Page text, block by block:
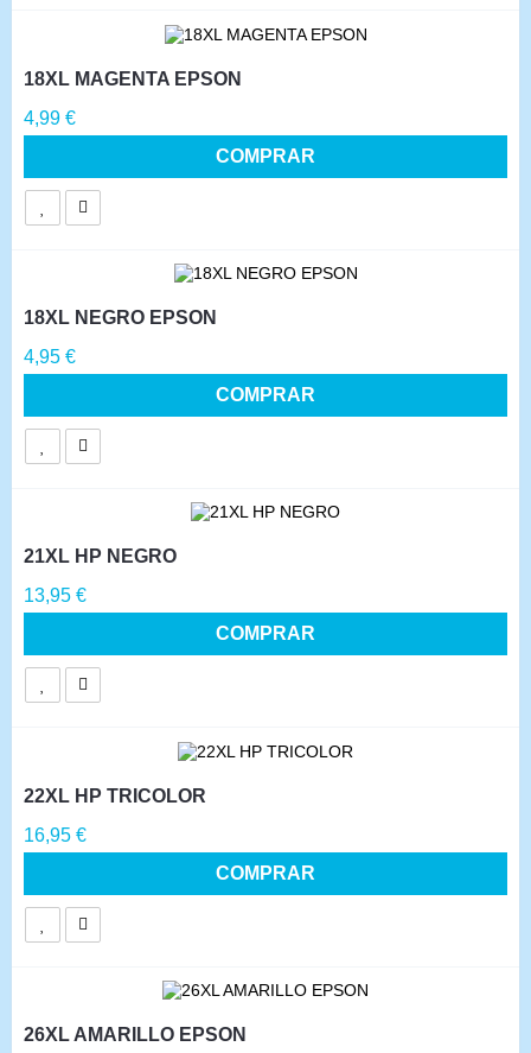
18XL MAGENTA EPSON
Precio
4,99 €
COMPRAR
18XL NEGRO EPSON
Precio
4,95 €
COMPRAR
21XL HP NEGRO
Precio
13,95 €
COMPRAR
22XL HP TRICOLOR
Precio
16,95 €
COMPRAR
26XL AMARILLO EPSON